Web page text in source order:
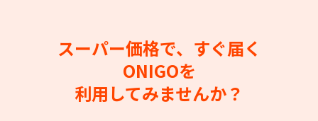
スーパー価格で、すぐ届く
ONIGOを
利用してみませんか？